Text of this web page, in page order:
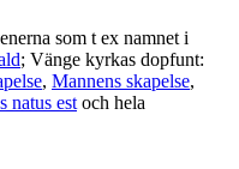
som t ex namnet i
; Vänge kyrkas dopfunt:
, Mannens skapelse,
natus est och hela